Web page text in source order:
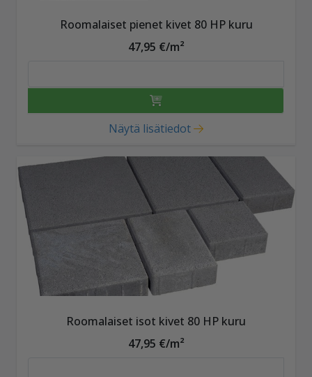
Roomalaiset pienet kivet 80 HP kuru
47,95 €/m²
Näytä lisätiedot
Roomalaiset isot kivet 80 HP kuru
47,95 €/m²